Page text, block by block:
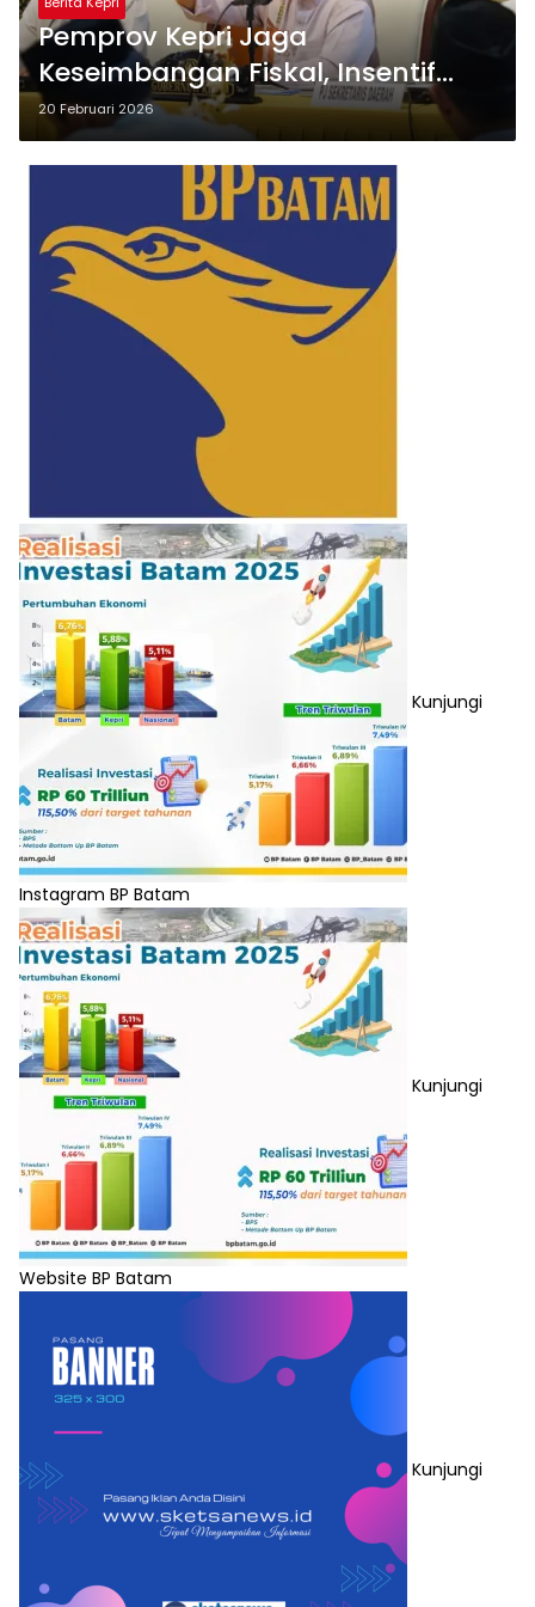
Pemprov Kepri Jaga
Keseimbangan Fiskal, Insentif
Pajak Kendaraan Tetap Jalan di
2026
20 Februari 2026
Kunjungi
Instagram BP Batam
Kunjungi
Website BP Batam
Kunjungi